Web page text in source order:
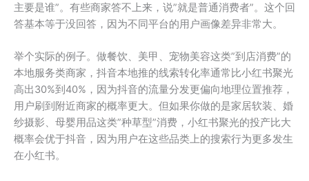
主要是谁”。有些商家答不上来，说”就是普通消费者”。这个回
答基本等于没回答，因为不同平台的用户画像差异非常大。
举个实际的例子。做餐饮、美甲、宠物美容这类”到店消费”的
本地服务类商家，抖音本地推的线索转化率通常比小红书聚光
高出30%到40%，因为抖音的流量分发更偏向地理位置推荐，
用户刷到附近商家的概率更大。但如果你做的是家居软装、婚
纱摄影、母婴用品这类”种草型”消费，小红书聚光的投产比大
概率会优于抖音，因为用户在这些品类上的搜索行为更多发生
在小红书。